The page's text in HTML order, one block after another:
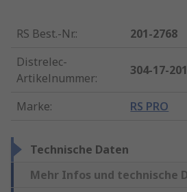
RS Best.-Nr.:
201-2768
Distrelec-
Artikelnummer:
304-17-201
Marke: RS PRO
Technische Daten
Mehr Infos und technische